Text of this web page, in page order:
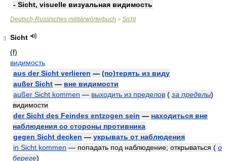
- Sicht, visuelle визуальная видимость
Deutsch-Russisches militärwörterbuch > Sicht
3
Sicht
(f)
видимость
aus der Sicht verlieren — (по)терять из виду
außer Sicht — вне видимости
außer Sicht kommen — выходить из пределов ( за пределы)
видимости
der Sicht des Feindes entzogen sein — находиться вне
наблюдения со стороны противника
gegen Sicht decken — укрывать от наблюдения
in Sicht kommen — попадать под наблюдение; открываться ( о
береге)